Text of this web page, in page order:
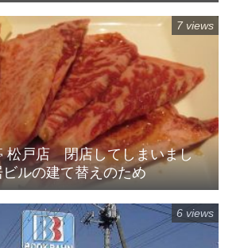
松戸店 閉店してしまいまし
ルの建て替えのため
7 views
6 views